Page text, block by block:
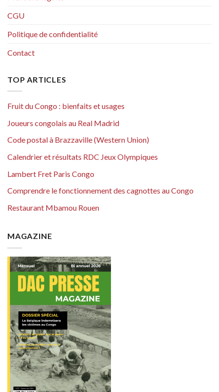
CGU
Politique de confidentialité
Contact
TOP ARTICLES
Fruit du Congo : bienfaits et usages
Joueurs congolais au Real Madrid
Code postal à Brazzaville (Western Union)
Calendrier et résultats RDC Jeux Olympiques
Lambert Fret Paris Congo
Comprendre le fonctionnement des cagnottes au Congo
Restaurant Mbamou Rouen
MAGAZINE